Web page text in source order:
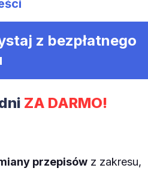
z bezpłatnego
ZA DARMO!
przepisówz zakresu,